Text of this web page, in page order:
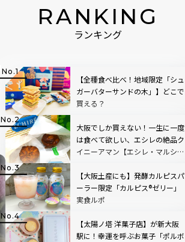
RANKING
ランキング
【全種食べ比べ！地域限定「シュ
ガーバターサンドの木」】どこで
買える？
大阪でしか買えない！一生に一度
は食べて欲しい、エシレの絶品ク
イニーアマン【エシレ・マルシェ
【大阪土産にも】発酵カルピスパ
ーラー限定「カルピス®ゼリー」
実食ルポ
【太陽ノ塔 洋菓子店】が新大阪
駅に！幸運を呼ぶお菓子「ポルボ